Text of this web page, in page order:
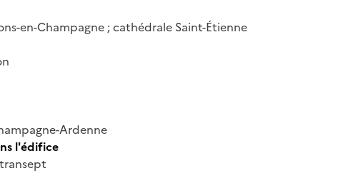
en-Champagne ; cathédrale Saint-Étienne
Ardenne
l'édifice